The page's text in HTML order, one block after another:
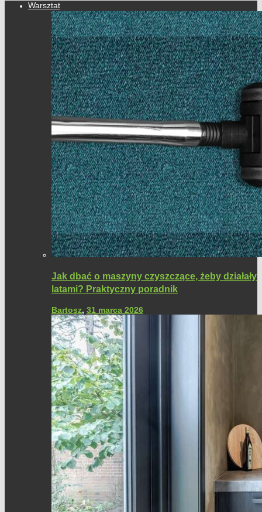
Warsztat
Jak dbać o maszyny czyszczące, żeby działały
latami? Praktyczny poradnik
Bartosz, 31 marca 2026